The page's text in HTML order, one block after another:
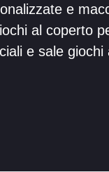
e
al coperto
e sale